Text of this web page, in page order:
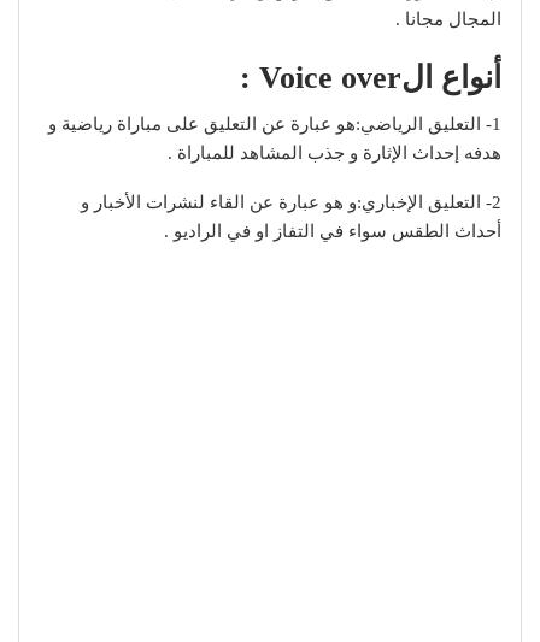
المجال مجانا .
أنواع الVoice over :
1- التعليق الرياضي:هو عبارة عن التعليق على مباراة رياضية و
هدفه إحداث الإثارة و جذب المشاهد للمباراة .
2- التعليق الإخباري:و هو عبارة عن القاء لنشرات الأخبار و
أحداث الطقس سواء في التفاز او في الراديو .